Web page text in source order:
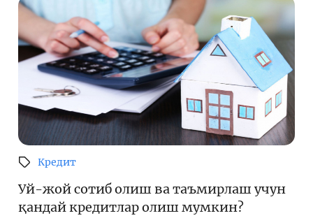
Кредит
Уй-жой сотиб олиш ва таъмирлаш учун
қандай кредитлар олиш мумкин?